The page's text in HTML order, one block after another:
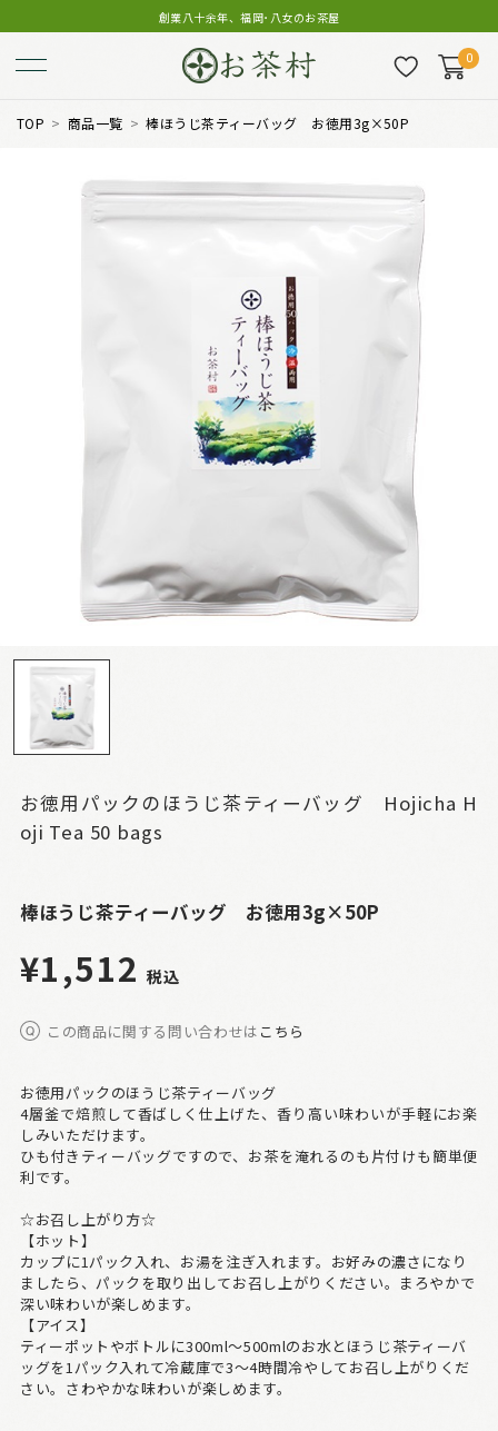
創業八十余年、福岡･八女のお茶屋
0
TOP 商品一覧 棒ほうじ茶ティーバッグ お徳用3g×50P
お徳用パックのほうじ茶ティーバッグ Hojicha H
oji Tea 50 bags
棒ほうじ茶ティーバッグ お徳用3g×50P
¥1,512 税込
この商品に関する問い合わせは こちら
お徳用パックのほうじ茶ティーバッグ
4層釜で焙煎して香ばしく仕上げた、香り高い味わいが手軽にお楽
しみいただけます。
ひも付きティーバッグですので、お茶を淹れるのも片付けも簡単便
利です。
☆お召し上がり方☆
【ホット】
カップに1パック入れ、お湯を注ぎ入れます。お好みの濃さになり
ましたら、パックを取り出してお召し上がりください。まろやかで
深い味わいが楽しめます。
【アイス】
ティーポットやボトルに300ml～500mlのお水とほうじ茶ティーバ
ッグを1パック入れて冷蔵庫で3～4時間冷やしてお召し上がりくだ
さい。さわやかな味わいが楽しめます。